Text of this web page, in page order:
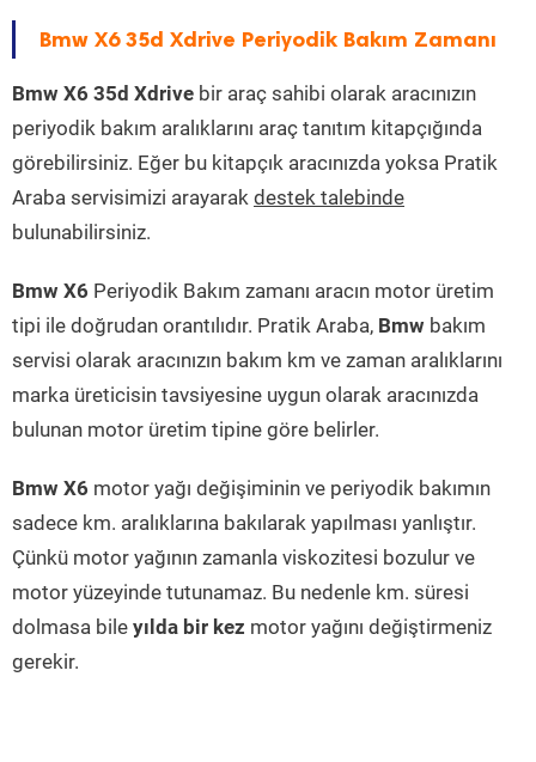
Bmw X6 35d Xdrive Periyodik Bakım Zamanı
Bmw X6 35d Xdrive bir araç sahibi olarak aracınızın
periyodik bakım aralıklarını araç tanıtım kitapçığında
görebilirsiniz. Eğer bu kitapçık aracınızda yoksa Pratik
Araba servisimizi arayarak destek talebinde
bulunabilirsiniz.
Bmw X6 Periyodik Bakım zamanı aracın motor üretim
tipi ile doğrudan orantılıdır. Pratik Araba, Bmw bakım
servisi olarak aracınızın bakım km ve zaman aralıklarını
marka üreticisin tavsiyesine uygun olarak aracınızda
bulunan motor üretim tipine göre belirler.
Bmw X6 motor yağı değişiminin ve periyodik bakımın
sadece km. aralıklarına bakılarak yapılması yanlıştır.
Çünkü motor yağının zamanla viskozitesi bozulur ve
motor yüzeyinde tutunamaz. Bu nedenle km. süresi
dolmasa bile yılda bir kez motor yağını değiştirmeniz
gerekir.